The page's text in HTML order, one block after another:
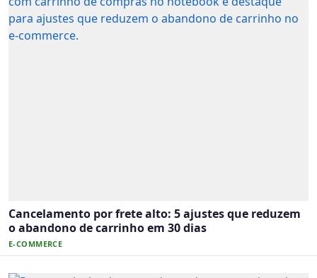
Cancelamento por frete alto: 5 ajustes que reduzem
o abandono de carrinho em 30 dias
E-COMMERCE